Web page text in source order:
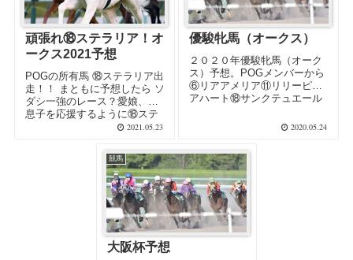
頑張れ⑱ステラリア！オ
ークス2021予想
POGの所有馬 ⑱ステラリア出
走！！ まともに予想したら ソ
ダシ一強のレース？愛娘、愛
息子を応援するように⑱ステ
ラリアを応援するレースｗ
2021.05.23
優駿牝馬（オークス）
２０２０年優駿牝馬（オーク
ス）予想。POGメンバーから
⑥リアアメリア⑪リリーピュ
アハート⑱サンクテュエール
頭に決め手が無く非ノーザンF
トを軸に。本来今日は2級ファ
イナンシャル・プランニング
技能検定の当日だったが試験
中止のため自宅でまったり観
戦予定(^_^;)。
2020.05.24
競馬
大阪杯予想